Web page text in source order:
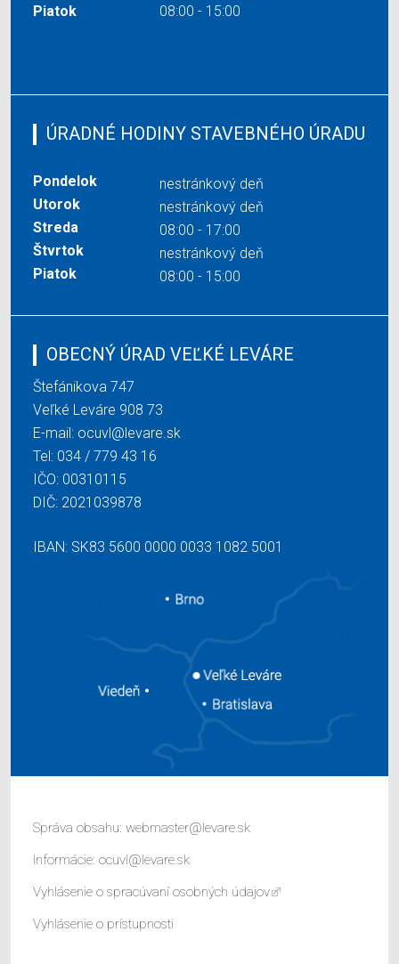
Piatok
08:00 - 15:00
ÚRADNÉ HODINY STAVEBNÉHO ÚRADU
Pondelok
nestránkový deň
Utorok
nestránkový deň
Streda
08:00 - 17:00
Štvrtok
nestránkový deň
Piatok
08:00 - 15:00
OBECNÝ ÚRAD VEĽKÉ LEVÁRE
Štefánikova 747
Veľké Leváre 908 73
E-mail: ocuvl@levare.sk
Tel: 034 / 779 43 16
IČO: 00310115
DIČ: 2021039878
IBAN: SK83 5600 0000 0033 1082 5001
Správa obsahu: webmaster@levare.sk
Informácie: ocuvl@levare.sk
Vyhlásenie o spracúvaní osobných údajov
Vyhlásenie o prístupnosti